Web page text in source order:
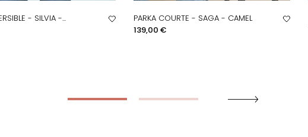
- SILVIA -...
PARKA COURTE - SAGA - CAMEL
Prix
139,00 €